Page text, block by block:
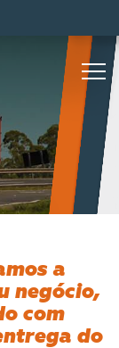
a
negócio,
com
do